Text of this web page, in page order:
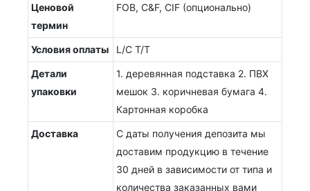
Ценовой
термин
FOB, C&F, CIF (опционально)
Условия оплаты L/C T/T
Детали
упаковки
1. деревянная подставка 2. ПВХ
мешок 3. коричневая бумага 4.
Картонная коробка
Доставка
С даты получения депозита мы
доставим продукцию в течение
30 дней в зависимости от типа и
количества заказанных вами